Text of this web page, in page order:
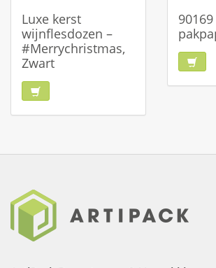
Luxe kerst
wijnflesdozen –
#Merrychristmas,
Zwart